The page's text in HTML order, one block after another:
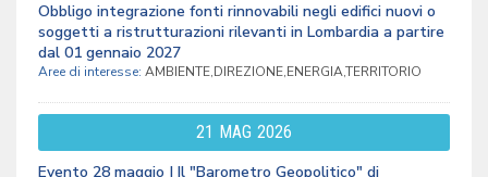
Obbligo integrazione fonti rinnovabili negli edifici nuovi o
soggetti a ristrutturazioni rilevanti in Lombardia a partire
dal 01 gennaio 2027
Aree di interesse: AMBIENTE,DIREZIONE,ENERGIA,TERRITORIO
21 MAG 2026
Evento 28 maggio | Il "Barometro Geopolitico" di